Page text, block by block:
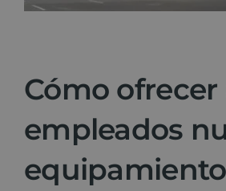
Contacto
Cómo ofrecer
empleados